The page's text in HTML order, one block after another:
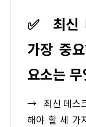
✅
최신
가장 중
요소는
→ 최신 데스
해야 할 세 가